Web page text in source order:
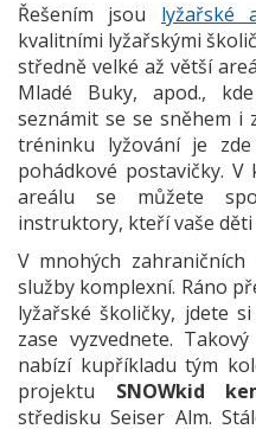
Řešením jsou lyžařské
kvalitními lyžařskými
středně velké až větší
Mladé Buky, apod.,
seznámit se se sněhem
tréninku lyžování je
pohádkové postavičky. V
areálu se můžete
instruktory, kteří vaše
V mnohých zahraničních
služby komplexní. Ráno
lyžařské školičky, jdete
zase vyzvednete.
nabízí kupříkladu tým
projektu SNOWkid
středisku Seiser Alm.